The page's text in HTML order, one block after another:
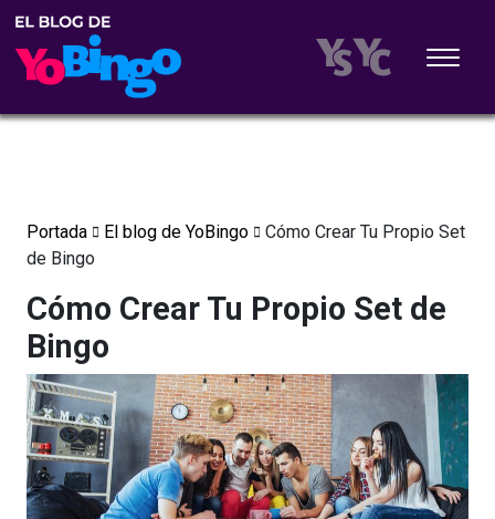
Portada El blog de YoBingo
Cómo Crear Tu Propio Set
de Bingo
Cómo Crear Tu Propio Set de
Bingo